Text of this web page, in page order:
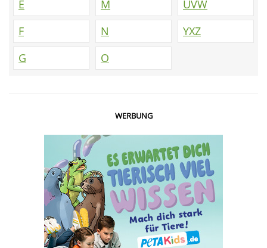
E
F
G
M
N
O
UVW
YXZ
WERBUNG